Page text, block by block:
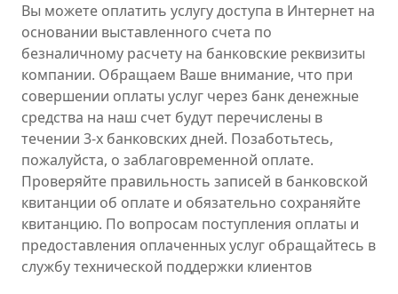
Вы можете оплатить услугу доступа в Интернет на
основании выставленного счета по
безналичному расчету на банковские реквизиты
компании. Обращаем Ваше внимание, что при
совершении оплаты услуг через банк денежные
средства на наш счет будут перечислены в
течении 3-x банковских дней. Позаботьтесь,
пожалуйста, о заблаговременной оплате.
Проверяйте правильность записей в банковской
квитанции об оплате и обязательно сохраняйте
квитанцию. По вопросам поступления оплаты и
предоставления оплаченных услуг обращайтесь в
службу технической поддержки клиентов